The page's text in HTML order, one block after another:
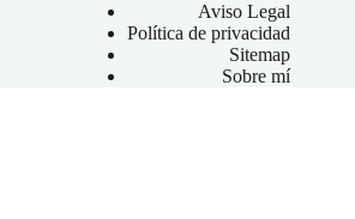
Aviso Legal
Política de privacidad
Sitemap
Sobre mí